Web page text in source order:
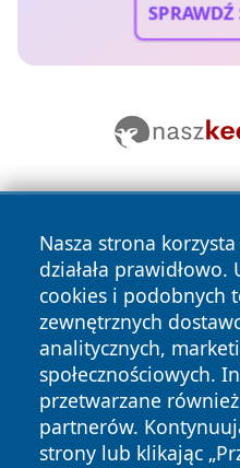
SPRAWDŹ
Nasza strona
działała
cookies i podobnych
zewnętrznych
analitycznych,
społecznościowych.
przetwarzane
partnerów.
strony lub klikając
Copyright © 2026
zastrzeżone.
News Autorzy
Polityka